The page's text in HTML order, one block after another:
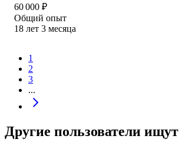
60 000 ₽
Общий опыт
18 лет 3 месяца
1
2
3
...
Другие пользователи ищут